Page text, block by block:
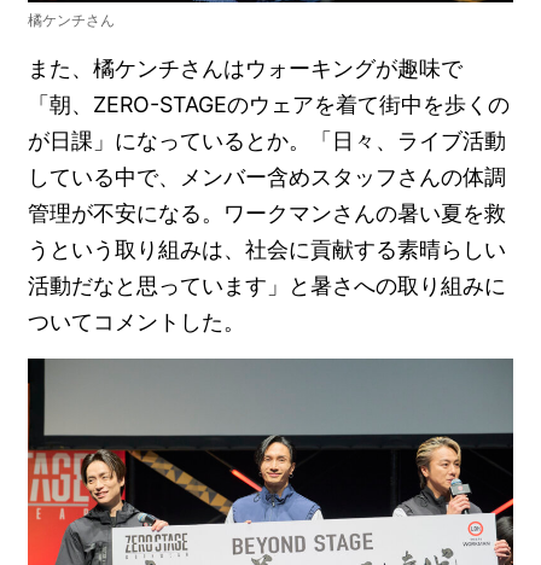
橘ケンチさん
また、橘ケンチさんはウォーキングが趣味で
「朝、ZERO-STAGEのウェアを着て街中を歩くの
が日課」になっているとか。「日々、ライブ活動
している中で、メンバー含めスタッフさんの体調
管理が不安になる。ワークマンさんの暑い夏を救
うという取り組みは、社会に貢献する素晴らしい
活動だなと思っています」と暑さへの取り組みに
ついてコメントした。